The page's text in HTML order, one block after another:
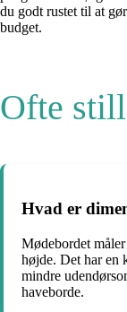
du godt rustet til at
budget.
Ofte
Hvad er
Mødebordet
højde. Det har en
mindre
haveborde.